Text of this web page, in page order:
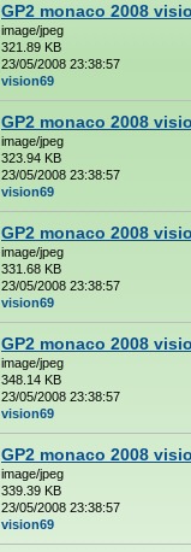
GP2 monaco 2008
image/jpeg
321.89 KB
23/05/2008 23:38:57
vision69
GP2 monaco 2008
image/jpeg
323.94 KB
23/05/2008 23:38:57
vision69
GP2 monaco 2008
image/jpeg
331.68 KB
23/05/2008 23:38:57
vision69
GP2 monaco 2008
image/jpeg
348.14 KB
23/05/2008 23:38:57
vision69
GP2 monaco 2008
image/jpeg
339.39 KB
23/05/2008 23:38:57
vision69